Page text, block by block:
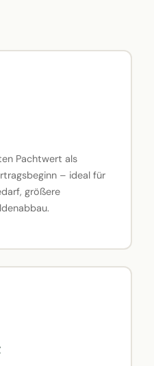
Pachtwert als
– ideal für
größere